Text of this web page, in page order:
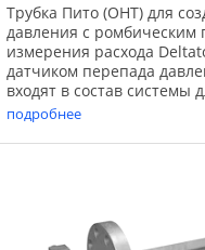
Трубка Пито (ОНТ) для
давления с ромбическим
измерения расхода
датчиком перепада
входят в состав системы
расхода по перепаду
представляет собой ...
подробнее